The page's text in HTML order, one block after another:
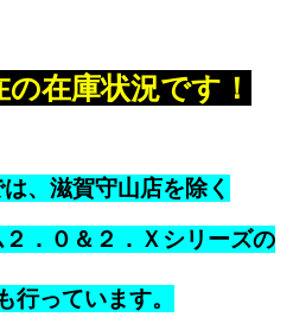
在庫状況です！
、滋賀守山店を除く
．０＆２．Ｘシリーズの
行っています。